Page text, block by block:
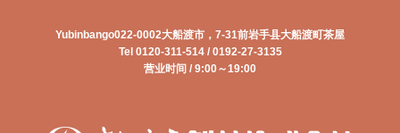
Yubinbango022-0002大船渡市，7-31前岩手县大船渡町茶屋
Tel 0120-311-514 / 0192-27-3135
营业时间 / 9:00～19:00